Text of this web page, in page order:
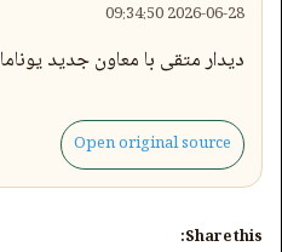
2026-06-28 09:34:50
دیدار متقی با معاون جدید یوناما
Open original source
Share this: